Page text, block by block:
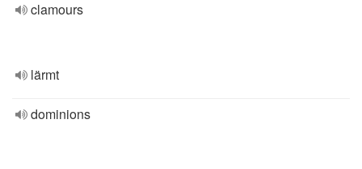
clamours
lärmt
dominions